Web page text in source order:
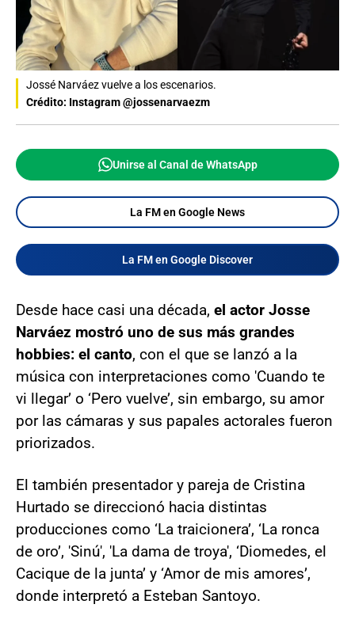
Jossé Narváez vuelve a los escenarios.
Crédito: Instagram @jossenarvaezm
Unirse al Canal de WhatsApp
La FM en Google News
La FM en Google Discover
Desde hace casi una década, el actor Josse
Narváez mostró uno de sus más grandes
hobbies: el canto, con el que se lanzó a la
música con interpretaciones como 'Cuando te
vi llegar’ o ‘Pero vuelve’, sin embargo, su amor
por las cámaras y sus papales actorales fueron
priorizados.
El también presentador y pareja de Cristina
Hurtado se direccionó hacia distintas
producciones como ‘La traicionera’, ‘La ronca
de oro’, 'Sinú', 'La dama de troya', ‘Diomedes, el
Cacique de la junta’ y ‘Amor de mis amores’,
donde interpretó a Esteban Santoyo.